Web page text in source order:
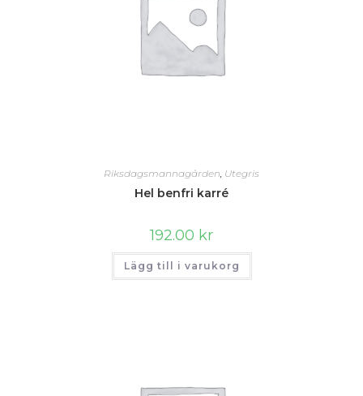
Riksdagsmannagården Utegris
Hel benfri karré
192.00 kr
Lägg till i varukorg